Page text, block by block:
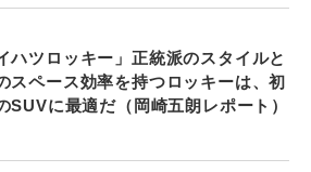
ハツロッキー」正統派のスタイルと
スペース効率を持つロッキーは、初
SUVに最適だ（岡崎五朗レポート）